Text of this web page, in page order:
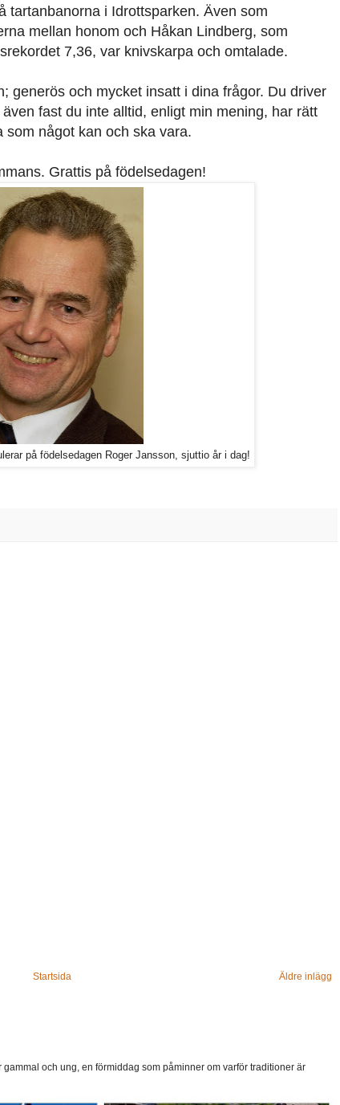
tartanbanorna i Idrottsparken. Även som
mellan honom och Håkan Lindberg, som
7,36, var knivskarpa och omtalade.
generös och mycket insatt i dina frågor. Du driver
fast du inte alltid, enligt min mening, har rätt
något kan och ska vara.
Grattis på födelsedagen!
på födelsedagen Roger Jansson, sjuttio år i dag!
Äldre inlägg
Startsida
och ung, en förmiddag som påminner om varför traditioner är